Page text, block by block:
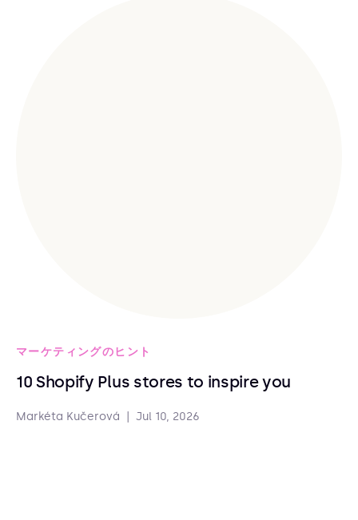
マーケティングのヒント
10 Shopify Plus stores to inspire you
Markéta Kučerová Jul 10, 2026